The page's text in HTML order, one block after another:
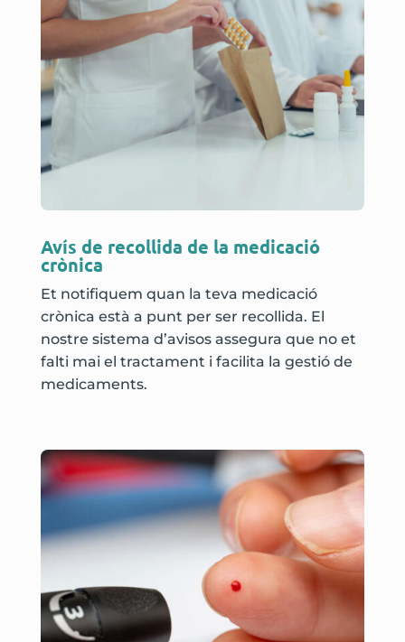
Avís de recollida de la medicació
crònica
Et notifiquem quan la teva medicació
crònica està a punt per ser recollida. El
nostre sistema d’avisos assegura que no et
falti mai el tractament i facilita la gestió de
medicaments.